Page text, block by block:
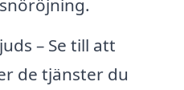
– Se till att
de tjänster du